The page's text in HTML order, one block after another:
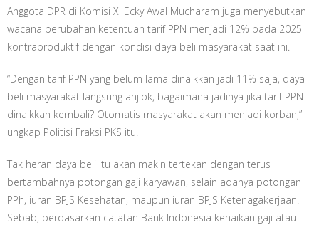
Anggota DPR di Komisi XI Ecky Awal Mucharam juga menyebutkan
wacana perubahan ketentuan tarif PPN menjadi 12% pada 2025
kontraproduktif dengan kondisi daya beli masyarakat saat ini.
“Dengan tarif PPN yang belum lama dinaikkan jadi 11% saja, daya
beli masyarakat langsung anjlok, bagaimana jadinya jika tarif PPN
dinaikkan kembali? Otomatis masyarakat akan menjadi korban,”
ungkap Politisi Fraksi PKS itu.
Tak heran daya beli itu akan makin tertekan dengan terus
bertambahnya potongan gaji karyawan, selain adanya potongan
PPh, iuran BPJS Kesehatan, maupun iuran BPJS Ketenagakerjaan.
Sebab, berdasarkan catatan Bank Indonesia kenaikan gaji atau